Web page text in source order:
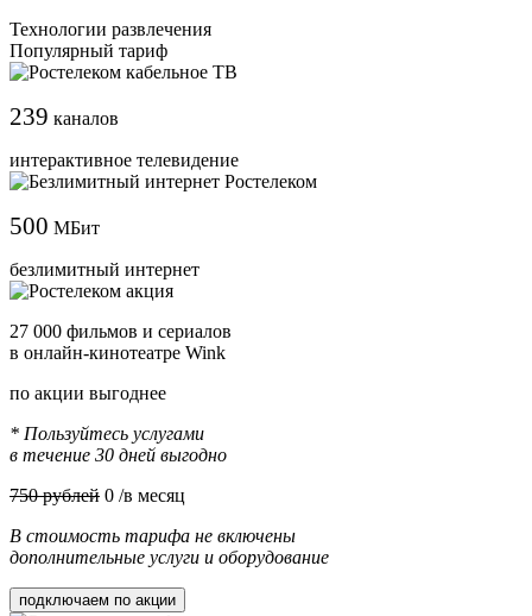
Технологии развлечения
Популярный тариф
239 каналов
интерактивное телевидение
500 МБит
безлимитный интернет
27 000 фильмов и сериалов
в онлайн-кинотеатре Wink
по акции выгоднее
* Пользуйтесь услугами
в течение 30 дней выгодно
750 рублей 0 /в месяц
В стоимость тарифа не включены
дополнительные услуги и оборудование
подключаем по акции